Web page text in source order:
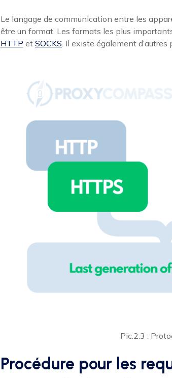
Le langage de communication entre les
être un format. Les formats les plus
HTTP et SOCKS . Il existe également
Pic.2.3 :
Procédure pour les